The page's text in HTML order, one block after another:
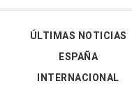
ÚLTIMAS NOTICIAS
ESPAÑA
INTERNACIONAL